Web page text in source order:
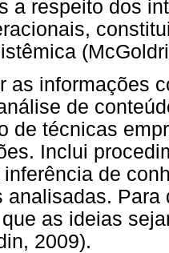
a respeito dos
as informações
de
de técnicas
Inclui
de
analisadas.
as ideias
2009).